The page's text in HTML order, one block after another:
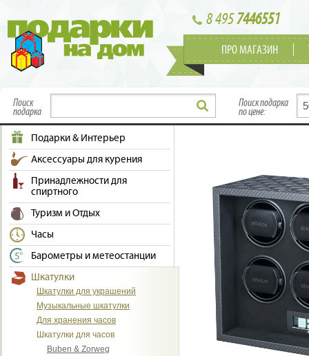
8 4957446551
ПРО МАГАЗИН
Поиск
подарка
Поиск подарка
по цене:
Подарки & Интерьер
Аксессуары для курения
Принадлежности для
спиртного
Туризм и Отдых
Часы
Барометры и метеостанции
Шкатулки
Шкатулки для украшений
Музыкальные шкатулки
Для хранения часов
Шкатулки для часов
Buben & Zorweg